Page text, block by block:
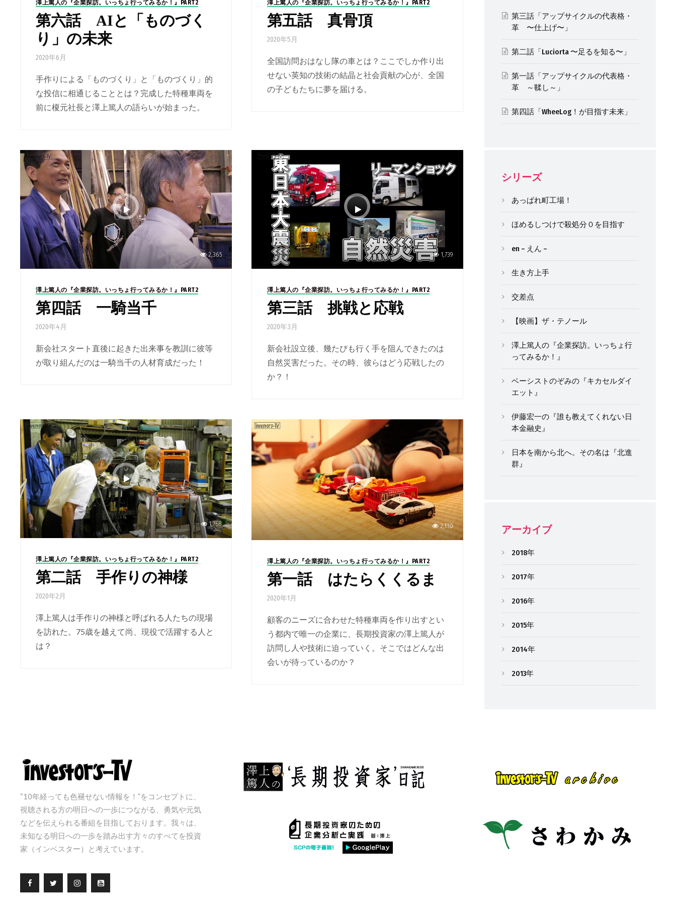
澤上篤人の『企業探訪。いっちょ行ってみるか！』PART2
第六話 AIと「ものづく
り」の未来
2020年6月
手作りによる「ものづくり」と「ものづくり」的
な投信に相通じることとは？完成した特種車両を
前に榎元社長と澤上篤人の語らいが始まった。
澤上篤人の『企業探訪。いっちょ行ってみるか！』PART2
第五話 真骨頂
2020年5月
全国訪問おはなし隊の車とは？ここでしか作り出
せない英知の技術の結晶と社会貢献の心が、全国
の子どもたちに夢を届ける。
2,365
澤上篤人の『企業探訪。いっちょ行ってみるか！』PART2
第四話 一騎当千
2020年4月
新会社スタート直後に起きた出来事を教訓に彼等
が取り組んだのは一騎当千の人材育成だった！
1,739
澤上篤人の『企業探訪。いっちょ行ってみるか！』PART2
第三話 挑戦と応戦
2020年3月
新会社設立後、幾たびも行く手を阻んできたのは
自然災害だった。その時、彼らはどう応戦したの
か？！
1,768
澤上篤人の『企業探訪。いっちょ行ってみるか！』PART2
第二話 手作りの神様
2020年2月
澤上篤人は手作りの神様と呼ばれる人たちの現場
を訪れた。75歳を越えて尚、現役で活躍する人と
は？
2,130
澤上篤人の『企業探訪。いっちょ行ってみるか！』PART2
第一話 はたらくくるま
2020年1月
顧客のニーズに合わせた特種車両を作り出すとい
う都内で唯一の企業に、長期投資家の澤上篤人が
訪問し人や技術に迫っていく。そこではどんな出
会いが待っているのか？
第三話「アップサイクルの代表格・
革 〜仕上げ〜」
第二話「Luciorta 〜足るを知る〜」
第一話「アップサイクルの代表格・
革 ～鞣し～」
第四話「WheeLog！が目指す未来」
シリーズ
あっぱれ町工場！
ほめるしつけで殺処分０を目指す
en – えん –
生き方上手
交差点
【映画】ザ・テノール
澤上篤人の『企業探訪。いっちょ行
ってみるか！』
ベーシストのぞみの『キカセルダイ
エット』
伊藤宏一の『誰も教えてくれない日
本金融史』
日本を南から北へ。その名は『北進
群』
アーカイブ
2018年
2017年
2016年
2015年
2014年
2013年
“10年経っても色褪せない情報を！”をコンセプトに、
視聴される方の明日への一歩につながる、勇気や元気
などを伝えられる番組を目指しております。我々は、
未知なる明日への一歩を踏み出す方々のすべてを投資
家（インベスター）と考えています。